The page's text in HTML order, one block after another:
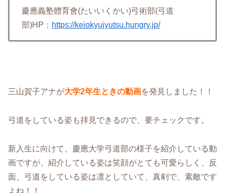
慶應義塾體育會(たいいくかい)弓術部(弓道
部)HP： https://keiokyujyutsu.hungry.jp/
三山賀子アナが大学2年生ときの動画を発見しました！！
弓道をしている姿も拝見できるので、要チェックです。
新入生に向けて、慶應大学弓道部の様子を紹介している動
画ですが、紹介している姿は笑顔がとても可愛らしく、反
面、弓道をしている姿は凛としていて、真剣で、素敵です
よね！！